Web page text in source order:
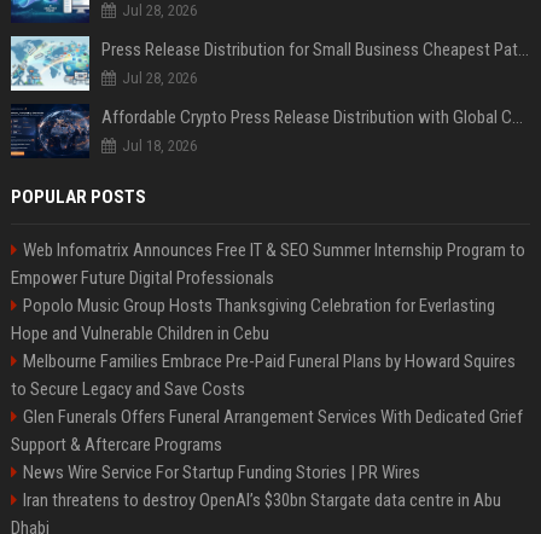
Jul 28, 2026
Press Release Distribution for Small Business Cheapest Path to Real Coverage
Jul 28, 2026
Affordable Crypto Press Release Distribution with Global Coverage
Jul 18, 2026
POPULAR POSTS
Web Infomatrix Announces Free IT & SEO Summer Internship Program to
Empower Future Digital Professionals
Popolo Music Group Hosts Thanksgiving Celebration for Everlasting
Hope and Vulnerable Children in Cebu
Melbourne Families Embrace Pre-Paid Funeral Plans by Howard Squires
to Secure Legacy and Save Costs
Glen Funerals Offers Funeral Arrangement Services With Dedicated Grief
Support & Aftercare Programs
News Wire Service For Startup Funding Stories | PR Wires
Iran threatens to destroy OpenAI’s $30bn Stargate data centre in Abu
Dhabi